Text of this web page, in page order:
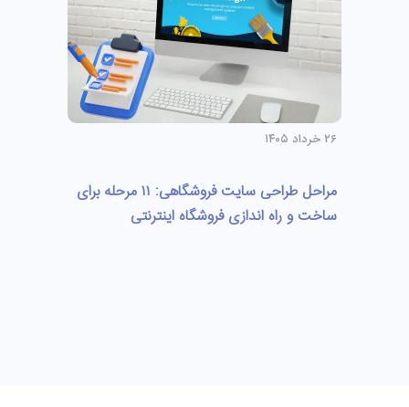
۲۶ خرداد ۱۴۰۵
مراحل طراحی سایت فروشگاهی: ۱۱ مرحله برای
ساخت و راه اندازی فروشگاه اینترنتی